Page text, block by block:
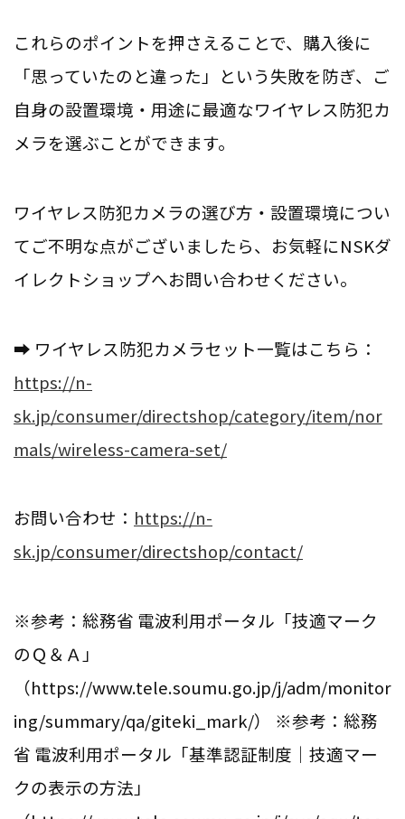
これらのポイントを押さえることで、購入後に
「思っていたのと違った」という失敗を防ぎ、ご
自身の設置環境・用途に最適なワイヤレス防犯カ
メラを選ぶことができます。
ワイヤレス防犯カメラの選び方・設置環境につい
てご不明な点がございましたら、お気軽にNSKダ
イレクトショップへお問い合わせください。
➡ ワイヤレス防犯カメラセット一覧はこちら：
https://n-
sk.jp/consumer/directshop/category/item/nor
mals/wireless-camera-set/
お問い合わせ： https://n-
sk.jp/consumer/directshop/contact/
※参考：総務省 電波利用ポータル「技適マーク
のＱ＆Ａ」
（https://www.tele.soumu.go.jp/j/adm/monitor
ing/summary/qa/giteki_mark/） ※参考：総務
省 電波利用ポータル「基準認証制度｜技適マー
クの表示の方法」